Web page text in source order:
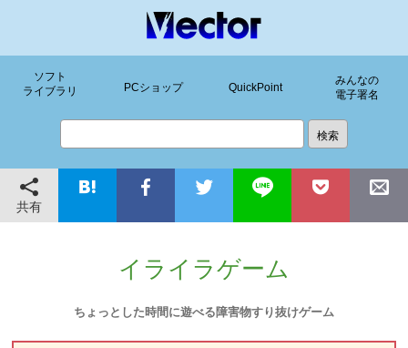
ソフト
ライブラリ
PCショップ QuickPoint
みんなの
電子署名
共有
イライラゲーム
ちょっとした時間に遊べる障害物すり抜けゲーム